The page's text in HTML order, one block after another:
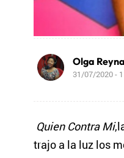
Olga Reyna
31/07/2020 -
Quien Contra Mi
trajo a la luz los